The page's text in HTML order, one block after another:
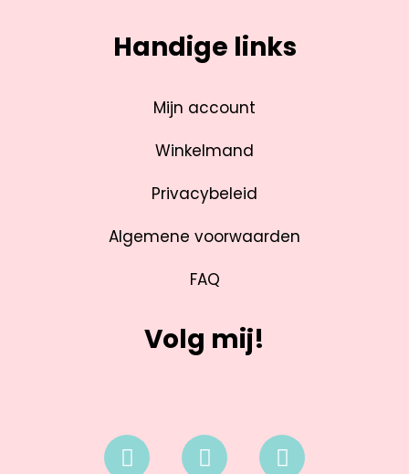
Handige links
Mijn account
Winkelmand
Privacybeleid
Algemene voorwaarden
FAQ
Volg mij!